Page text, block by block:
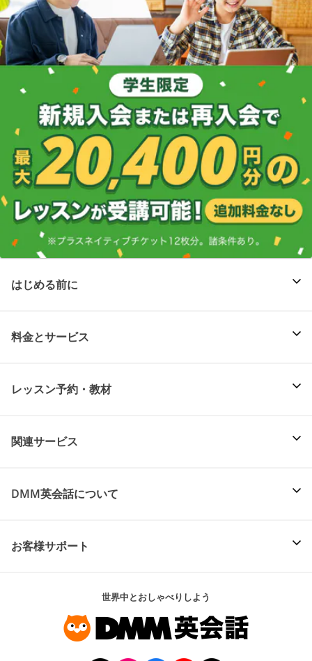
はじめる前に
料金とサービス
レッスン予約・教材
関連サービス
DMM英会話について
お客様サポート
世界中とおしゃべりしよう